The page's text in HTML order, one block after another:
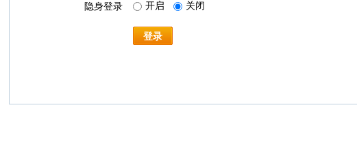
隐身登录 开启 关闭
登录